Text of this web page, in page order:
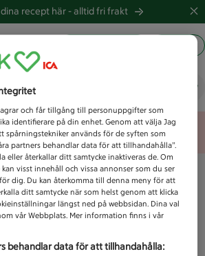
recept här -alltid fri frakt
efter idag?
Unknown error
och får tillgång till personuppgifter som
identifierare på din enhet. Genom att välja Jag
spårningstekniker används för de syften som
partners behandlar data för att tillhandahålla”.
eller återkallar ditt samtycke inaktiveras de. Om
visst innehåll och vissa annonser som du ser
dig. Du kan återkomma till denna meny för att
ditt samtycke när som helst genom att klicka
längst ned på webbsidan. Dina val
vår Webbplats. Mer information finns i vår
behandlar data för att tillhandahålla: